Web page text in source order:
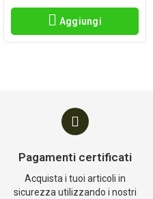
Aggiungi
Pagamenti certificati
Acquista i tuoi articoli in
sicurezza utilizzando i nostri